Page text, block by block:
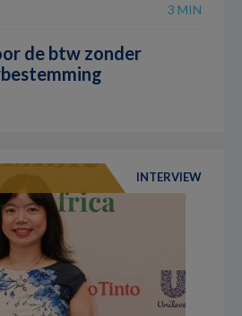
3 MIN
de btw zonder
INTERVIEW